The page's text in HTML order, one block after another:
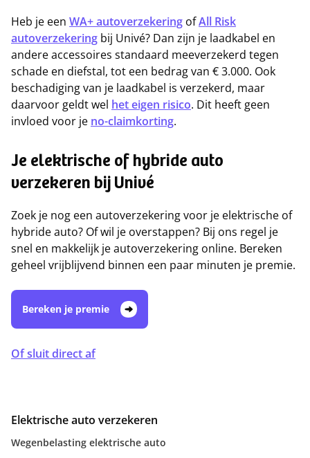
Heb je een WA+ autoverzekering ofAll Risk
autoverzekering bij Univé? Dan zijn je laadkabel en
andere accessoires standaard meeverzekerd tegen
schade en diefstal, tot een bedrag van € 3.000. Ook
beschadiging van je laadkabel is verzekerd, maar
daarvoor geldt wel het eigen risico. Dit heeft geen
invloed voor je no-claimkorting.
Je elektrische of hybride auto
verzekeren bij Univé
Zoek je nog een autoverzekering voor je elektrische of
hybride auto? Of wil je overstappen? Bij ons regel je
snel en makkelijk je autoverzekering online. Bereken
geheel vrijblijvend binnen een paar minuten je premie.
Bereken je premie
Of sluit direct af
Elektrische auto verzekeren
Wegenbelasting elektrische auto